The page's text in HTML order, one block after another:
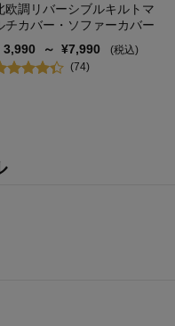
欧調リバーシブルキルトマ
チカバー・ソファーカバー
3,990 ～ ¥7,990
(税込)
(74)